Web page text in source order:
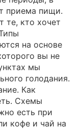
приема пищи.
те, кто хочет
на основе
вы не
мы
голодания.
Как
Схемы
есть при
кофе и чай на